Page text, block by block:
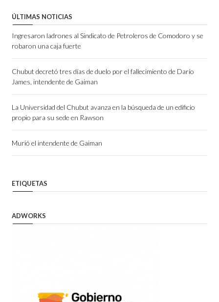
ÚLTIMAS NOTICIAS
Ingresaron ladrones al Sindicato de Petroleros de Comodoro y se
robaron una caja fuerte
Chubut decretó tres días de duelo por el fallecimiento de Darío
James, intendente de Gaiman
La Universidad del Chubut avanza en la búsqueda de un edificio
propio para su sede en Rawson
Murió el intendente de Gaiman
ETIQUETAS
ADWORKS